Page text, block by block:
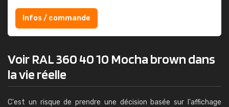
Infos / commande
Voir RAL 360 40 10 Mocha brown dans
la vie réelle
C'est un risque de prendre une décision basée sur l'affichage